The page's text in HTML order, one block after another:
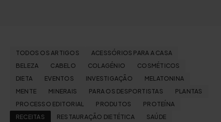
TODOS OS ARTIGOS
ACESSÓRIOS PARA A CASA
BELEZA
CABELO COLAGÉNIO
COSMÉTICOS
DIETA
EVENTOS INVESTIGAÇÃO
MELATONINA
MENTE
MINERAIS PARA OS DESPORTISTAS
PLANTAS
PROCESSO EDITORIAL
PRODUTOS
PROTEÍNA
RECEITAS
RESTAURAÇÃO DIETÉTICA
SAÚDE